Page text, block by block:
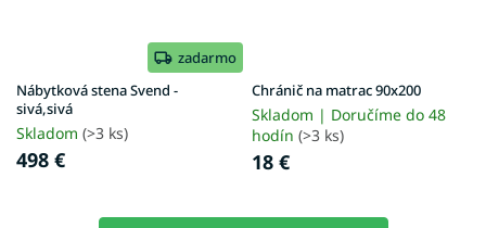
zadarmo
Nábytková stena Svend -
sivá,sivá
Skladom (>3 ks)
498 €
Chránič na matrac 90x200
Skladom | Doručíme do 48
hodín (>3 ks)
18 €